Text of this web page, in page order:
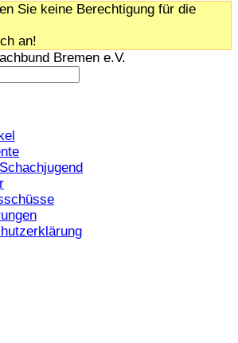
Sie keine Berechtigung für die
an!
Bremen e.V.